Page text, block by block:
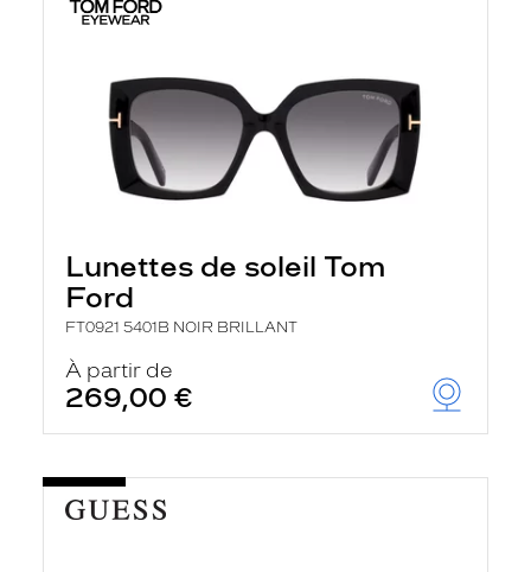
Lunettes de soleil Tom
Ford
FT0921 5401B NOIR BRILLANT
À partir de
269,00 €